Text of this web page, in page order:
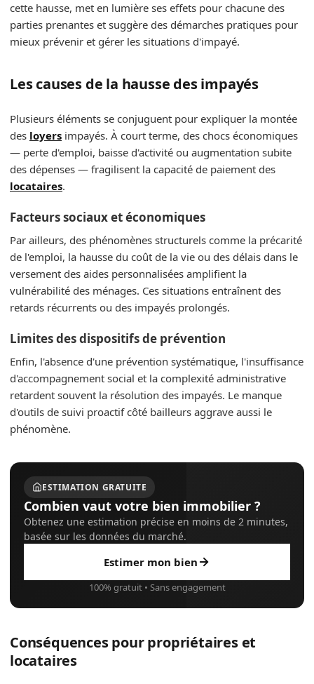
cette hausse, met en lumière ses effets pour chacune des
parties prenantes et suggère des démarches pratiques pour
mieux prévenir et gérer les situations d'impayé.
Les causes de la hausse des impayés
Plusieurs éléments se conjuguent pour expliquer la montée
des loyers impayés. À court terme, des chocs économiques
— perte d'emploi, baisse d'activité ou augmentation subite
des dépenses — fragilisent la capacité de paiement des
locataires.
Facteurs sociaux et économiques
Par ailleurs, des phénomènes structurels comme la précarité
de l'emploi, la hausse du coût de la vie ou des délais dans le
versement des aides personnalisées amplifient la
vulnérabilité des ménages. Ces situations entraînent des
retards récurrents ou des impayés prolongés.
Limites des dispositifs de prévention
Enfin, l'absence d'une prévention systématique, l'insuffisance
d'accompagnement social et la complexité administrative
retardent souvent la résolution des impayés. Le manque
d'outils de suivi proactif côté bailleurs aggrave aussi le
phénomène.
ESTIMATION GRATUITE
Combien vaut votre bien immobilier ?
Obtenez une estimation précise en moins de 2 minutes,
basée sur les données du marché.
Estimer mon bien
100% gratuit • Sans engagement
Conséquences pour propriétaires et
locataires